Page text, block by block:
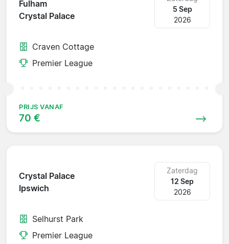
Fulham
Crystal Palace
5 Sep
2026
Craven Cottage
Premier League
PRIJS VANAF
70 €
Crystal Palace
Ipswich
Zaterdag
12 Sep
2026
Selhurst Park
Premier League